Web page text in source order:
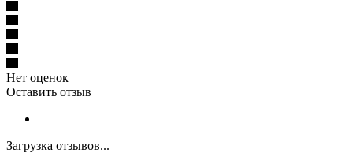
Нет оценок
Оставить отзыв
Загрузка отзывов...